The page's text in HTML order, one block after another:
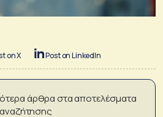
on X Post on LinkedIn
άρθρα στα αποτελέσματα
αναζήτησης